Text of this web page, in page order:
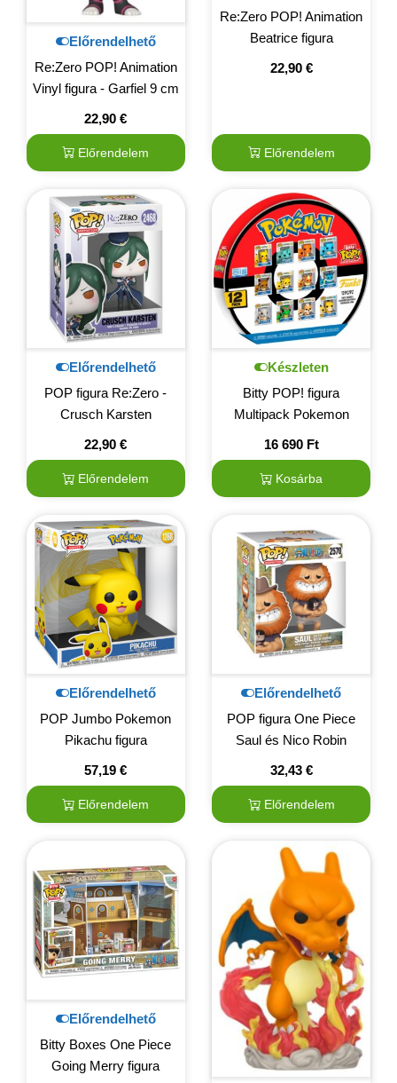
Előrendelhető
Re:Zero POP! Animation
Vinyl figura - Garfiel 9 cm
22,90€
Előrendelem
Re:Zero POP! Animation
Beatrice figura
22,90 €
Előrendelem
Előrendelhető
POP figura Re:Zero -
Crusch Karsten
22,90€
Előrendelem
Készleten
Bitty POP! figura
Multipack Pokemon
16 690 Ft
Kosárba
Előrendelhető
POP Jumbo Pokemon
Pikachu figura
57,19€
Előrendelem
Előrendelhető
POP figura One Piece
Saul és Nico Robin
32,43 €
Előrendelem
Előrendelhető
Bitty Boxes One Piece
Going Merry figura